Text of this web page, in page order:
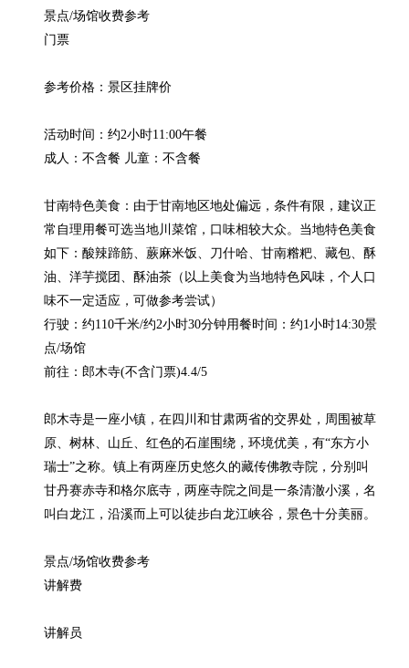
景点/场馆收费参考
门票
参考价格：景区挂牌价
活动时间：约2小时11:00午餐
成人：不含餐 儿童：不含餐
甘南特色美食：由于甘南地区地处偏远，条件有限，建议正
常自理用餐可选当地川菜馆，口味相较大众。当地特色美食
如下：酸辣蹄筋、蕨麻米饭、刀什哈、甘南糌粑、藏包、酥
油、洋芋搅团、酥油茶（以上美食为当地特色风味，个人口
味不一定适应，可做参考尝试）
行驶：约110千米/约2小时30分钟用餐时间：约1小时14:30景
点/场馆
前往：郎木寺(不含门票)4.4/5
郎木寺是一座小镇，在四川和甘肃两省的交界处，周围被草
原、树林、山丘、红色的石崖围绕，环境优美，有“东方小
瑞士”之称。镇上有两座历史悠久的藏传佛教寺院，分别叫
甘丹赛赤寺和格尔底寺，两座寺院之间是一条清澈小溪，名
叫白龙江，沿溪而上可以徒步白龙江峡谷，景色十分美丽。
景点/场馆收费参考
讲解费
讲解员